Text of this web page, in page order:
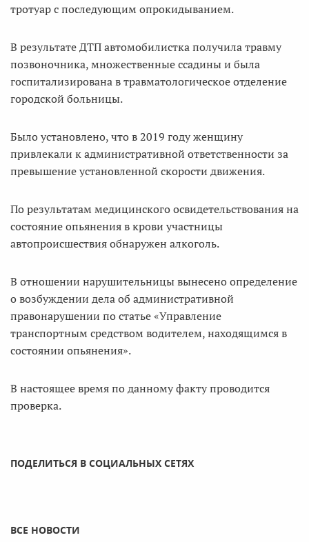
тротуар с последующим опрокидыванием.
В результате ДТП автомобилистка получила травму
позвоночника, множественные ссадины и была
госпитализирована в травматологическое отделение
городской больницы.
Было установлено, что в 2019 году женщину
привлекали к административной ответственности за
превышение установленной скорости движения.
По результатам медицинского освидетельствования на
состояние опьянения в крови участницы
автопроисшествия обнаружен алкоголь.
В отношении нарушительницы вынесено определение
о возбуждении дела об административной
правонарушении по статье «Управление
транспортным средством водителем, находящимся в
состоянии опьянения».
В настоящее время по данному факту проводится
проверка.
ПОДЕЛИТЬСЯ В СОЦИАЛЬНЫХ СЕТЯХ
ВСЕ НОВОСТИ